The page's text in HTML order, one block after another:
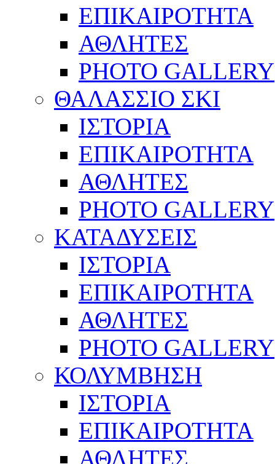
ΕΠΙΚΑΙΡΟΤΗΤΑ
ΑΘΛΗΤΕΣ
PHOTO GALLERY
ΘΑΛΑΣΣΙΟ ΣΚΙ
ΙΣΤΟΡΙΑ
ΕΠΙΚΑΙΡΟΤΗΤΑ
ΑΘΛΗΤΕΣ
PHOTO GALLERY
ΚΑΤΑΔΥΣΕΙΣ
ΙΣΤΟΡΙΑ
ΕΠΙΚΑΙΡΟΤΗΤΑ
ΑΘΛΗΤΕΣ
PHOTO GALLERY
ΚΟΛΥΜΒΗΣΗ
ΙΣΤΟΡΙΑ
ΕΠΙΚΑΙΡΟΤΗΤΑ
ΑΘΛΗΤΕΣ